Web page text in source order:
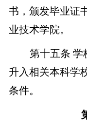
书，颁发毕业证
业技术学院。
第十五条 学
升入相关本科学
条件。